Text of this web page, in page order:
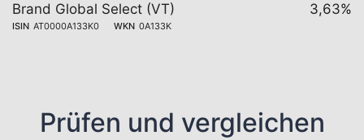
Brand Global Select (VT)
ISIN AT0000A133K0 WKN 0A133K
3,63%
Prüfen und vergleichen